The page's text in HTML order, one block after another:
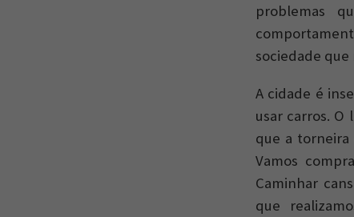
problemas
sociedade que
A cidade é
usar carros. O
que a torneira
Vamos
Caminhar
que